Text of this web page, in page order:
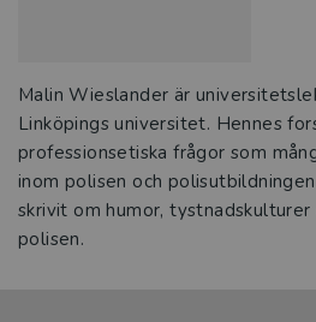
Malin Wieslander är
Linköpings universitet. Hennes
professionsetiska frågor som
inom polisen och
skrivit om humor, tystnadskulturer
polisen.